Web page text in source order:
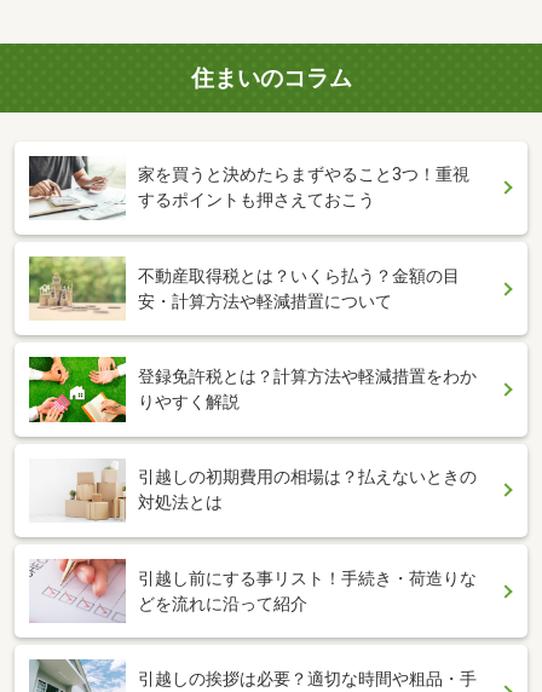
住まいのコラム
家を買うと決めたらまずやること3つ！重視
するポイントも押さえておこう
不動産取得税とは？いくら払う？金額の目
安・計算方法や軽減措置について
登録免許税とは？計算方法や軽減措置をわか
りやすく解説
引越しの初期費用の相場は？払えないときの
対処法とは
引越し前にする事リスト！手続き・荷造りな
どを流れに沿って紹介
引越しの挨拶は必要？適切な時間や粗品・手